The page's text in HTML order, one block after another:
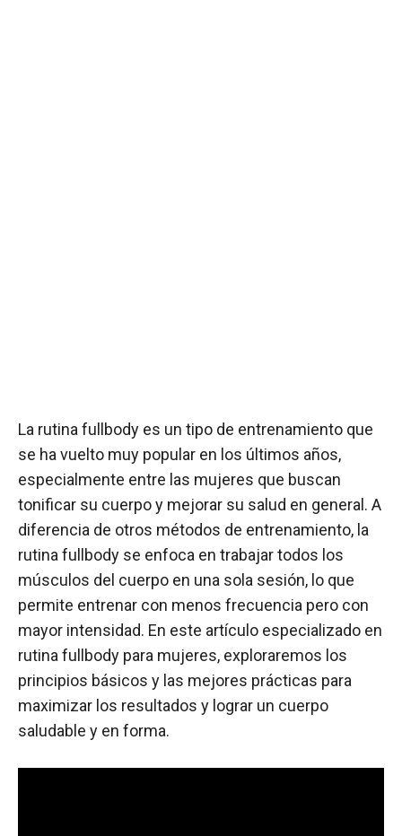
La rutina fullbody es un tipo de entrenamiento que
se ha vuelto muy popular en los últimos años,
especialmente entre las mujeres que buscan
tonificar su cuerpo y mejorar su salud en general. A
diferencia de otros métodos de entrenamiento, la
rutina fullbody se enfoca en trabajar todos los
músculos del cuerpo en una sola sesión, lo que
permite entrenar con menos frecuencia pero con
mayor intensidad. En este artículo especializado en
rutina fullbody para mujeres, exploraremos los
principios básicos y las mejores prácticas para
maximizar los resultados y lograr un cuerpo
saludable y en forma.